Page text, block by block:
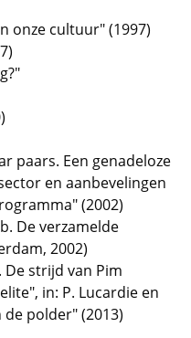
onze cultuur" (1997)
paars. Een genadeloze
en aanbevelingen
(2002)
De verzamelde
2002)
strijd van Pim
in: P. Lucardie en
polder" (2013)